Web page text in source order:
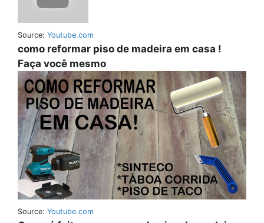
Source: Youtube.com
como reformar piso de madeira em casa !
Faça você mesmo
Source: Youtube.com